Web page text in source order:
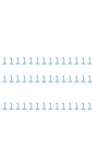
1 1 1 1 1 1 1 1 1 1 1 1 1 1
1 1 1 1 1 1 1 1 1 1 1 1 1 1
1 1 1 1 1 1 1 1 1 1 1 1 1 1